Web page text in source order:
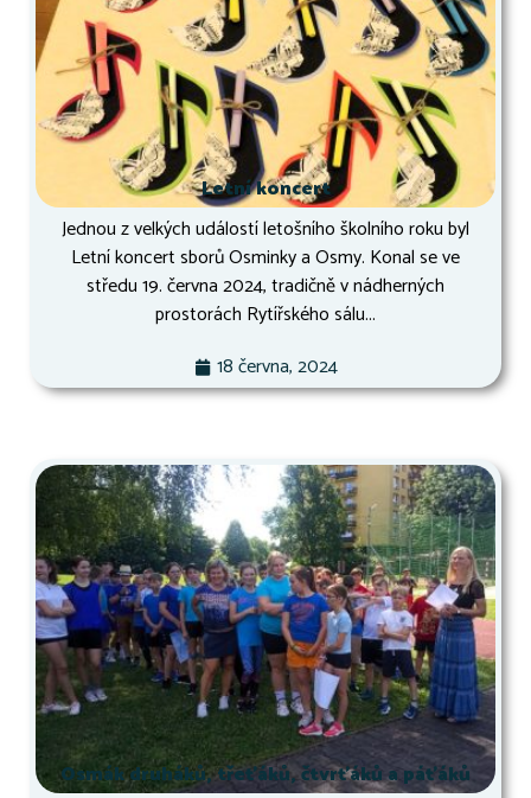
Letní koncert
Jednou z velkých událostí letošního školního roku byl
Letní koncert sborů Osminky a Osmy. Konal se ve
středu 19. června 2024, tradičně v nádherných
prostorách Rytířského sálu...
18 června, 2024
Osmák druháků, třeťáků, čtvrťáků a páťáků